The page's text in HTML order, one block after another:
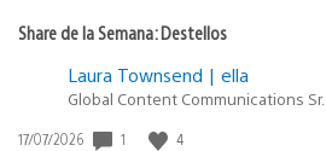
Share de la Semana: Destellos
Laura Townsend | ella
Global Content Communications Sr.
Fecha
17/07/2026 1 4